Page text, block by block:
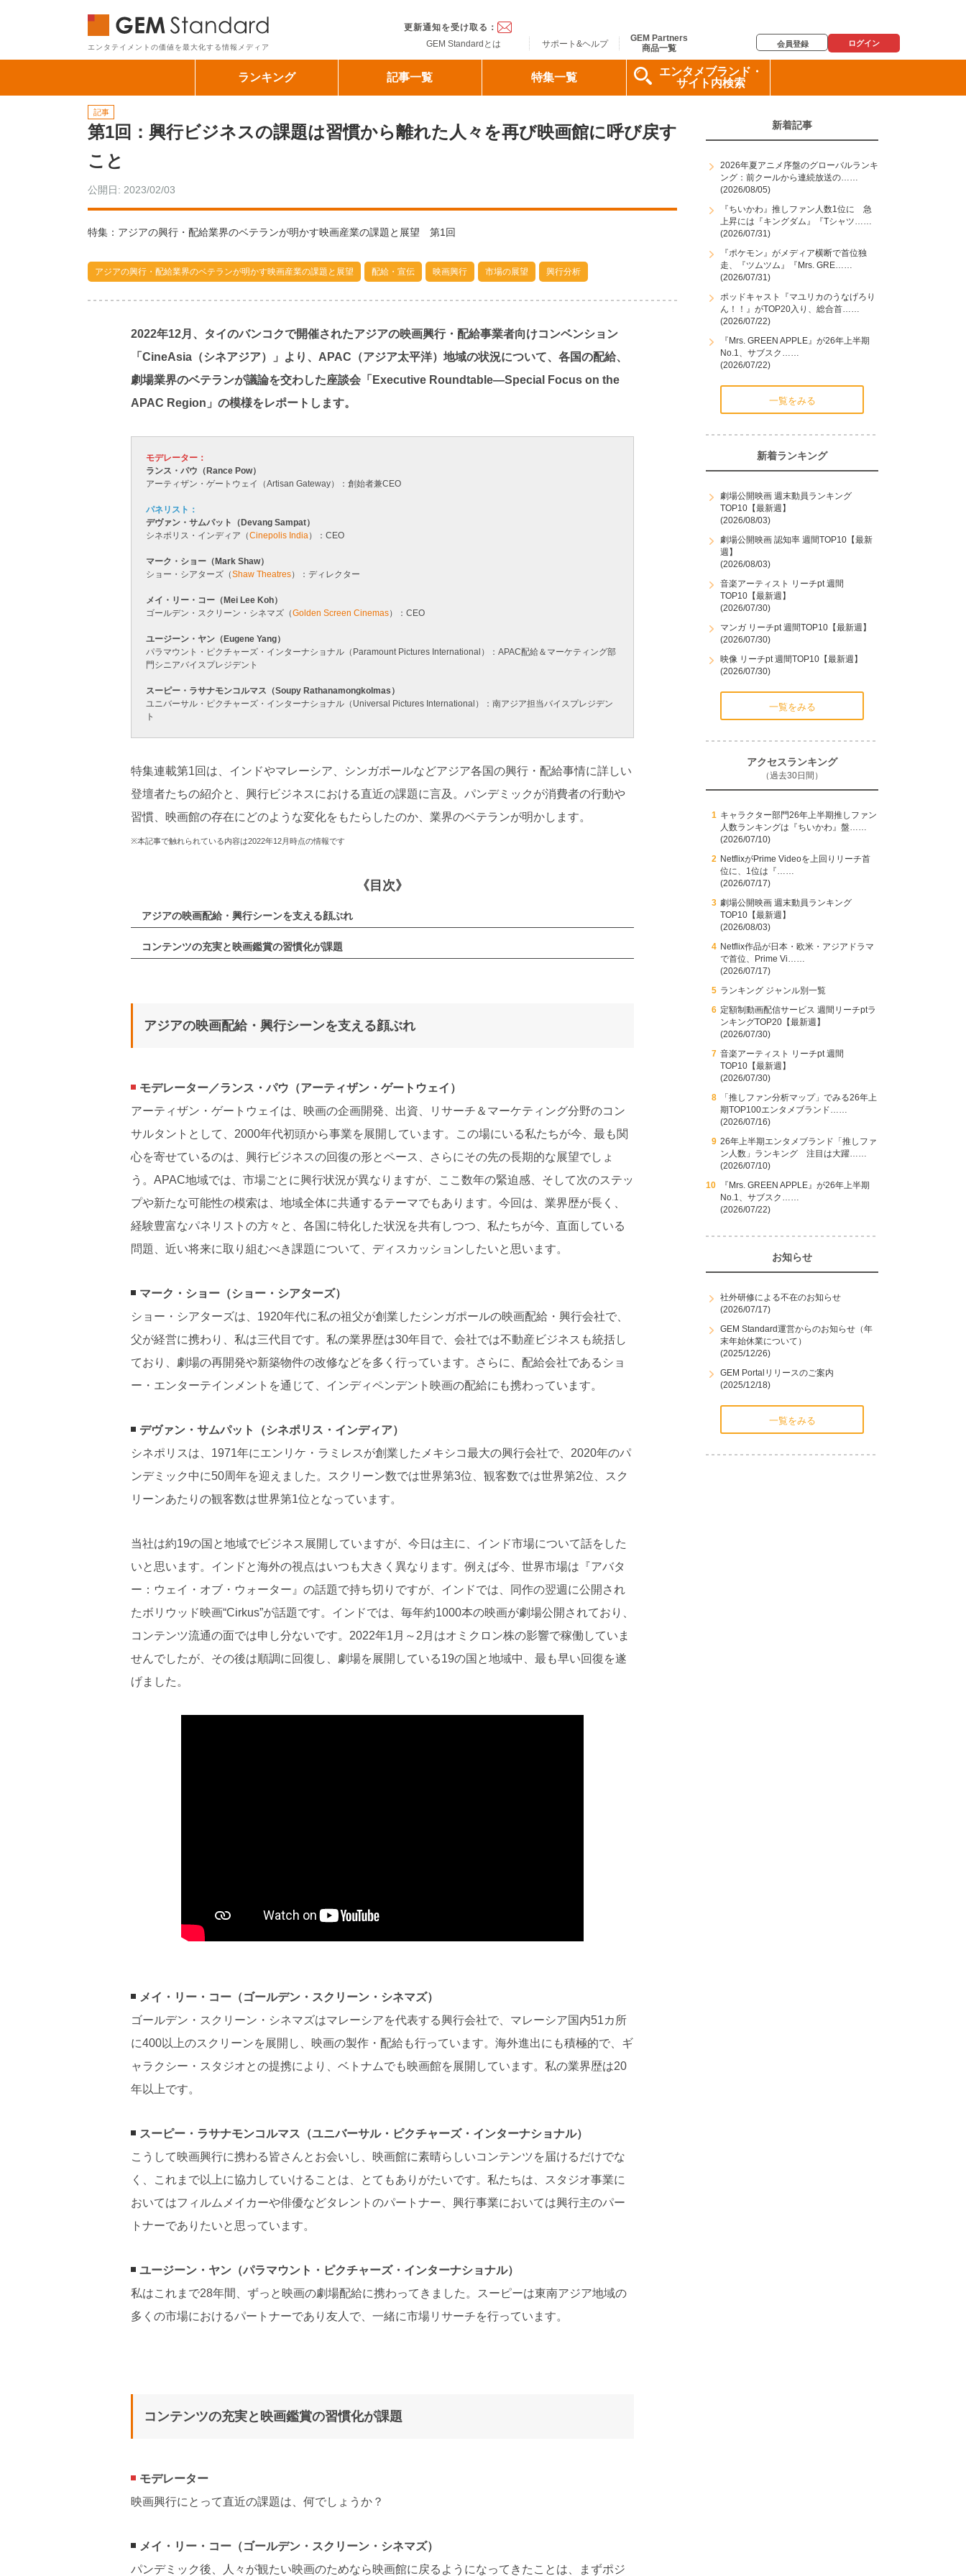
エンタテイメントの価値を最大化する情報メディア
更新通知を受け取る：
GEM Standardとは
サポート&ヘルプ
GEM Partners
商品一覧
会員登録 ログイン
ランキング 記事一覧 特集一覧
エンタメブランド・
サイト内検索
記事
第1回：興行ビジネスの課題は習慣から離れた人々を再び映画館に呼び戻す
こと
公開日: 2023/02/03
特集：アジアの興行・配給業界のベテランが明かす映画産業の課題と展望 第1回
アジアの興行・配給業界のベテランが明かす映画産業の課題と展望 配給・宣伝 映画興行 市場の展望 興行分析
2022年12月、タイのバンコクで開催されたアジアの映画興行・配給事業者向けコンベンション
「CineAsia（シネアジア）」より、APAC（アジア太平洋）地域の状況について、各国の配給、
劇場業界のベテランが議論を交わした座談会「Executive Roundtable—Special Focus on the
APAC Region」の模様をレポートします。
モデレーター：
ランス・パウ（Rance Pow）
アーティザン・ゲートウェイ（Artisan Gateway）：創始者兼CEO
パネリスト：
デヴァン・サムパット（Devang Sampat）
シネポリス・インディア（Cinepolis India）：CEO
マーク・ショー（Mark Shaw）
ショー・シアターズ（Shaw Theatres）：ディレクター
メイ・リー・コー（Mei Lee Koh）
ゴールデン・スクリーン・シネマズ（Golden Screen Cinemas）：CEO
ユージーン・ヤン（Eugene Yang）
パラマウント・ピクチャーズ・インターナショナル（Paramount Pictures International）：APAC配給＆マーケティング部
門シニアバイスプレジデント
スーピー・ラサナモンコルマス（Soupy Rathanamongkolmas）
ユニバーサル・ピクチャーズ・インターナショナル（Universal Pictures International）：南アジア担当バイスプレジデン
ト
特集連載第1回は、インドやマレーシア、シンガポールなどアジア各国の興行・配給事情に詳しい
登壇者たちの紹介と、興行ビジネスにおける直近の課題に言及。パンデミックが消費者の行動や
習慣、映画館の存在にどのような変化をもたらしたのか、業界のベテランが明かします。
※本記事で触れられている内容は2022年12月時点の情報です
《目次》
アジアの映画配給・興行シーンを支える顔ぶれ
コンテンツの充実と映画鑑賞の習慣化が課題
アジアの映画配給・興行シーンを支える顔ぶれ
モデレーター／ランス・パウ（アーティザン・ゲートウェイ）
アーティザン・ゲートウェイは、映画の企画開発、出資、リサーチ＆マーケティング分野のコン
サルタントとして、2000年代初頭から事業を展開しています。この場にいる私たちが今、最も関
心を寄せているのは、興行ビジネスの回復の形とペース、さらにその先の長期的な展望でしょ
う。APAC地域では、市場ごとに興行状況が異なりますが、ここ数年の緊迫感、そして次のステッ
プや新たな可能性の模索は、地域全体に共通するテーマでもあります。今回は、業界歴が長く、
経験豊富なパネリストの方々と、各国に特化した状況を共有しつつ、私たちが今、直面している
問題、近い将来に取り組むべき課題について、ディスカッションしたいと思います。
マーク・ショー（ショー・シアターズ）
ショー・シアターズは、1920年代に私の祖父が創業したシンガポールの映画配給・興行会社で、
父が経営に携わり、私は三代目です。私の業界歴は30年目で、会社では不動産ビジネスも統括し
ており、劇場の再開発や新築物件の改修などを多く行っています。さらに、配給会社であるショ
ー・エンターテインメントを通じて、インディペンデント映画の配給にも携わっています。
デヴァン・サムパット（シネポリス・インディア）
シネポリスは、1971年にエンリケ・ラミレスが創業したメキシコ最大の興行会社で、2020年のパ
ンデミック中に50周年を迎えました。スクリーン数では世界第3位、観客数では世界第2位、スク
リーンあたりの観客数は世界第1位となっています。
当社は約19の国と地域でビジネス展開していますが、今日は主に、インド市場について話をした
いと思います。インドと海外の視点はいつも大きく異なります。例えば今、世界市場は『アバタ
ー：ウェイ・オブ・ウォーター』の話題で持ち切りですが、インドでは、同作の翌週に公開され
たボリウッド映画“Cirkus”が話題です。インドでは、毎年約1000本の映画が劇場公開されており、
コンテンツ流通の面では申し分ないです。2022年1月～2月はオミクロン株の影響で稼働していま
せんでしたが、その後は順調に回復し、劇場を展開している19の国と地域中、最も早い回復を遂
げました。
メイ・リー・コー（ゴールデン・スクリーン・シネマズ）
ゴールデン・スクリーン・シネマズはマレーシアを代表する興行会社で、マレーシア国内51カ所
に400以上のスクリーンを展開し、映画の製作・配給も行っています。海外進出にも積極的で、ギ
ャラクシー・スタジオとの提携により、ベトナムでも映画館を展開しています。私の業界歴は20
年以上です。
スーピー・ラサナモンコルマス（ユニバーサル・ピクチャーズ・インターナショナル）
こうして映画興行に携わる皆さんとお会いし、映画館に素晴らしいコンテンツを届けるだけでな
く、これまで以上に協力していけることは、とてもありがたいです。私たちは、スタジオ事業に
おいてはフィルムメイカーや俳優などタレントのパートナー、興行事業においては興行主のパー
トナーでありたいと思っています。
ユージーン・ヤン（パラマウント・ピクチャーズ・インターナショナル）
私はこれまで28年間、ずっと映画の劇場配給に携わってきました。スーピーは東南アジア地域の
多くの市場におけるパートナーであり友人で、一緒に市場リサーチを行っています。
コンテンツの充実と映画鑑賞の習慣化が課題
モデレーター
映画興行にとって直近の課題は、何でしょうか？
メイ・リー・コー（ゴールデン・スクリーン・シネマズ）
パンデミック後、人々が観たい映画のためなら映画館に戻るようになってきたことは、まずポジ
新着記事
2026年夏アニメ序盤のグローバルランキ
ング：前クールから連続放送の……
(2026/08/05)
『ちいかわ』推しファン人数1位に 急
上昇には『キングダム』『Tシャツ……
(2026/07/31)
『ポケモン』がメディア横断で首位独
走、『ツムツム』『Mrs. GRE……
(2026/07/31)
ポッドキャスト『マユリカのうなげろり
ん！！』がTOP20入り、総合首……
(2026/07/22)
『Mrs. GREEN APPLE』が26年上半期
No.1、サブスク……
(2026/07/22)
一覧をみる
新着ランキング
劇場公開映画 週末動員ランキング
TOP10【最新週】
(2026/08/03)
劇場公開映画 認知率 週間TOP10【最新
週】
(2026/08/03)
音楽アーティスト リーチpt 週間
TOP10【最新週】
(2026/07/30)
マンガ リーチpt 週間TOP10【最新週】
(2026/07/30)
映像 リーチpt 週間TOP10【最新週】
(2026/07/30)
一覧をみる
アクセスランキング
（過去30日間）
キャラクター部門26年上半期推しファン
人数ランキングは『ちいかわ』盤……
(2026/07/10)
NetflixがPrime Videoを上回りリーチ首
位に、1位は『……
(2026/07/17)
劇場公開映画 週末動員ランキング
TOP10【最新週】
(2026/08/03)
Netflix作品が日本・欧米・アジアドラマ
で首位、Prime Vi……
(2026/07/17)
ランキング ジャンル別一覧
定額制動画配信サービス 週間リーチptラ
ンキングTOP20【最新週】
(2026/07/30)
音楽アーティスト リーチpt 週間
TOP10【最新週】
(2026/07/30)
「推しファン分析マップ」でみる26年上
期TOP100エンタメブランド……
(2026/07/16)
26年上半期エンタメブランド「推しファ
ン人数」ランキング 注目は大躍……
(2026/07/10)
『Mrs. GREEN APPLE』が26年上半期
No.1、サブスク……
(2026/07/22)
お知らせ
社外研修による不在のお知らせ
(2026/07/17)
GEM Standard運営からのお知らせ（年
末年始休業について）
(2025/12/26)
GEM Portalリリースのご案内
(2025/12/18)
一覧をみる